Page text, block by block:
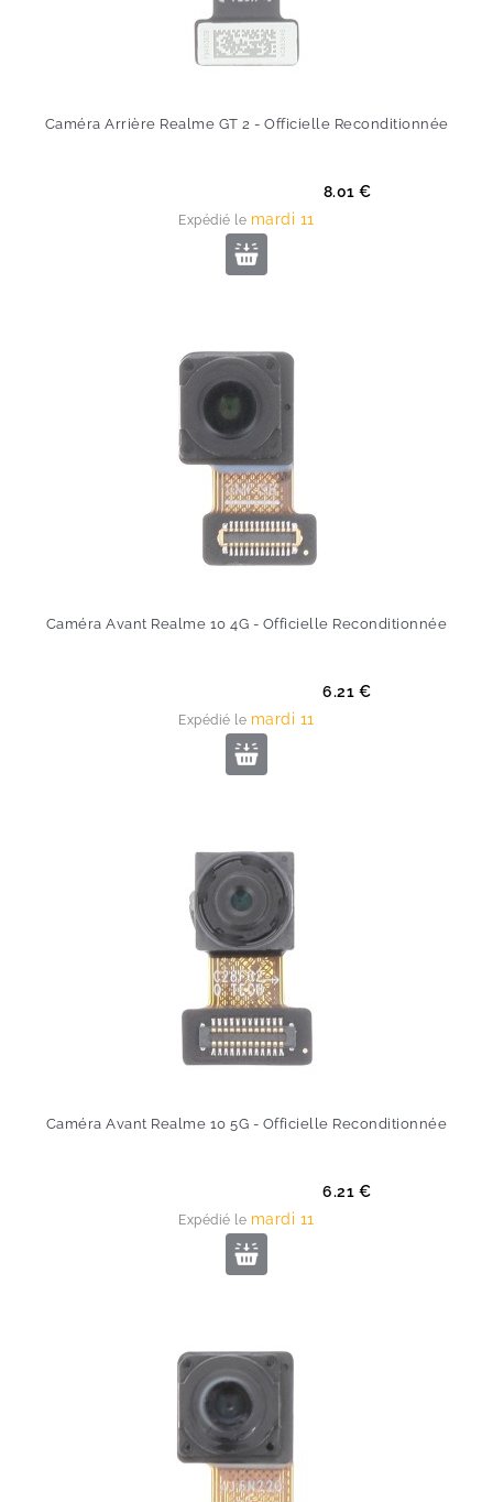
Caméra Arrière Realme GT 2 - Officielle Reconditionnée
8.01 €
Expédié le mardi 11
Caméra Avant Realme 10 4G - Officielle Reconditionnée
6.21 €
Expédié le mardi 11
Caméra Avant Realme 10 5G - Officielle Reconditionnée
6.21 €
Expédié le mardi 11